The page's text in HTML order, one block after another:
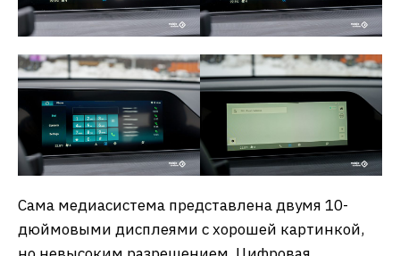
Сама медиасистема представлена двумя 10-
дюймовыми дисплеями с хорошей картинкой,